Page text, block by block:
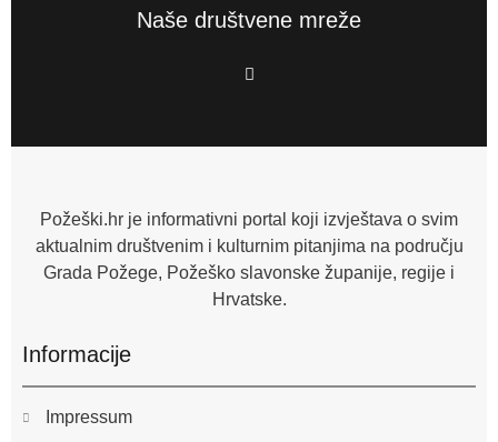
Naše društvene mreže
F
a
o
f
Požeški.hr je informativni portal koji izvještava o svim
aktualnim društvenim i kulturnim pitanjima na području
Grada Požege, Požeško slavonske županije, regije i
Hrvatske.
Informacije
Impressum